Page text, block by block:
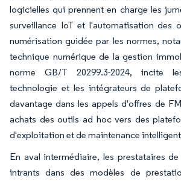
logicielles qui prennent en charge les
surveillance IoT et l'automatisation des
numérisation guidée par les normes,
technique numérique de la gestion
norme GB/T 20299.3-2024, incite
technologie et les intégrateurs de
davantage dans les appels d'offres de
achats des outils ad hoc vers des
d'exploitation et de maintenance
En aval intermédiaire, les prestataires
intrants dans des modèles de